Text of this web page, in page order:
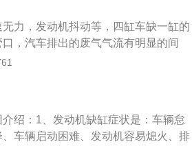
黑烟，发动机缺缸后，缸内的燃料得
；5、油耗增多，发动机缺缸之后，
多的燃油，此时油耗增多；6、发动
，形成异响。发动机缺缸的原因及解
，检修喷油系统，或直接更换喷油
损耗，发动机的缺缸现象就会比较容
点火线圈等部件即可。3、发动机里
力，发动机抖动等，四缸车缺一缸的
，汽车排出的废气气流有明显的间
车身抖动：在2000多的低转速下车身
显的抖动，从而导致发动机故障。
绍：1、发动机缺缸症状是：车辆怠
车辆启动困难、发动机容易熄火、排